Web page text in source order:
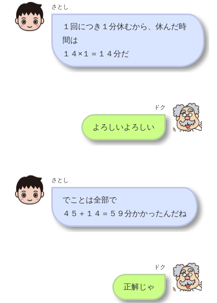
さとし
１回につき１分休むから、休んだ時
間は
１４×１＝１４分だ
ドク
よろしいよろしい
さとし
でことは全部で
４５＋１４＝５９分かかったんだね
ドク
正解じゃ